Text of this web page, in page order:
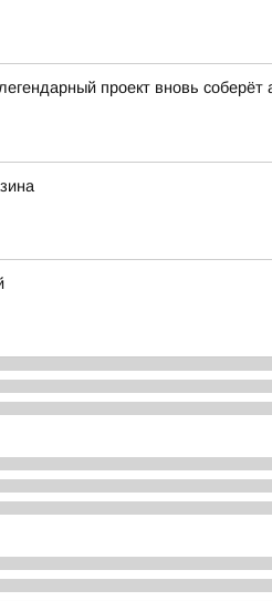
проект вновь